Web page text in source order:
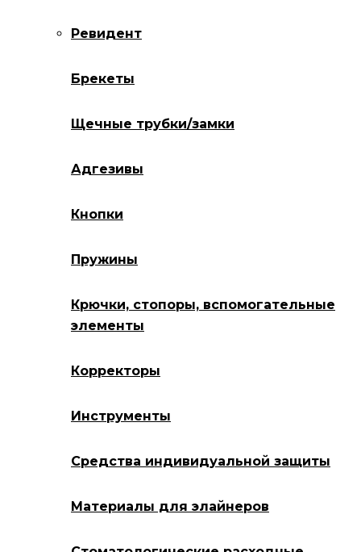
Ревидент
Брекеты
Щечные трубки/замки
Адгезивы
Кнопки
Пружины
Крючки, стопоры, вспомогательные
элементы
Корректоры
Инструменты
Средства индивидуальной защиты
Материалы для элайнеров